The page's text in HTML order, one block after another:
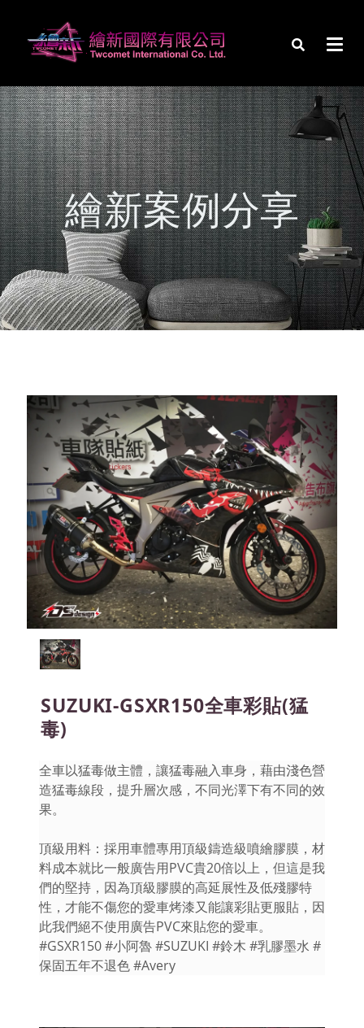
繪新案例分享
SUZUKI-GSXR150全車彩貼(猛
毒)
全車以猛毒做主體，讓猛毒融入車身，藉由淺色營
造猛毒線段，提升層次感，不同光澤下有不同的效
果。
頂級用料：採用車體專用頂級鑄造級噴繪膠膜，材
料成本就比一般廣告用PVC貴20倍以上，但這是我
們的堅持，因為頂級膠膜的高延展性及低殘膠特
性，才能不傷您的愛車烤漆又能讓彩貼更服貼，因
此我們絕不使用廣告PVC來貼您的愛車。
#GSXR150 #小阿魯 #SUZUKI #鈴木 #乳膠墨水 #
保固五年不退色 #Avery